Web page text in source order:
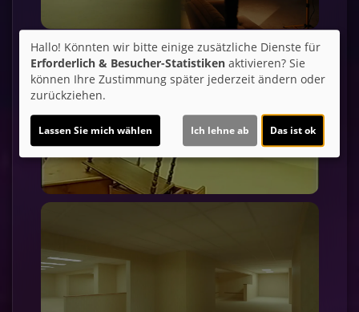
Hallo! Könnten wir bitte einige zusätzliche Dienste für
Erforderlich & Besucher-Statistiken aktivieren? Sie
können Ihre Zustimmung später jederzeit ändern oder
zurückziehen.
Lassen Sie mich wählen Ich lehne ab Das ist ok